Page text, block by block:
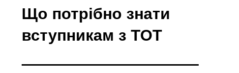
Що потрібно знати
вступникам з ТОТ